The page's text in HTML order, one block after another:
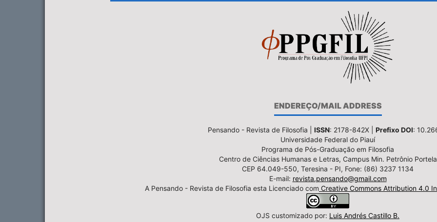
ENDEREÇO/MAIL ADDRESS
Pensando - Revista de Filosofia | ISSN: 2178-842X | Prefixo DOI:
Universidade Federal do Piauí
Programa de Pós-Graduação em Filosofia
Centro de Ciências Humanas e Letras, Campus Min. Petrônio Portela
CEP 64.049-550, Teresina - PI, Fone: (86) 3237 1134
E-mail: revista.pensando@gmail.com
A Pensando - Revista de Filosofia esta Licenciado com Creative Commons Attribution 4.0
OJS customizado por: Luis Andrés Castillo B.